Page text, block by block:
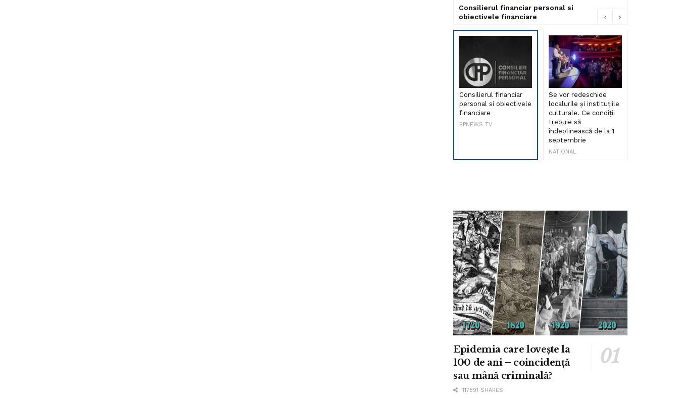
Consilierul financiar personal si
obiectivele financiare
Consilierul financiar
personal si obiectivele
financiare
BPNEWS TV
Se vor redeschide
localurile și instituțiile
culturale. Ce condiții
trebuie să
îndeplinească de la 1
septembrie
NATIONAL
Epidemia care lovește la
100 de ani – coincidență
sau mână criminală?
117891 SHARES